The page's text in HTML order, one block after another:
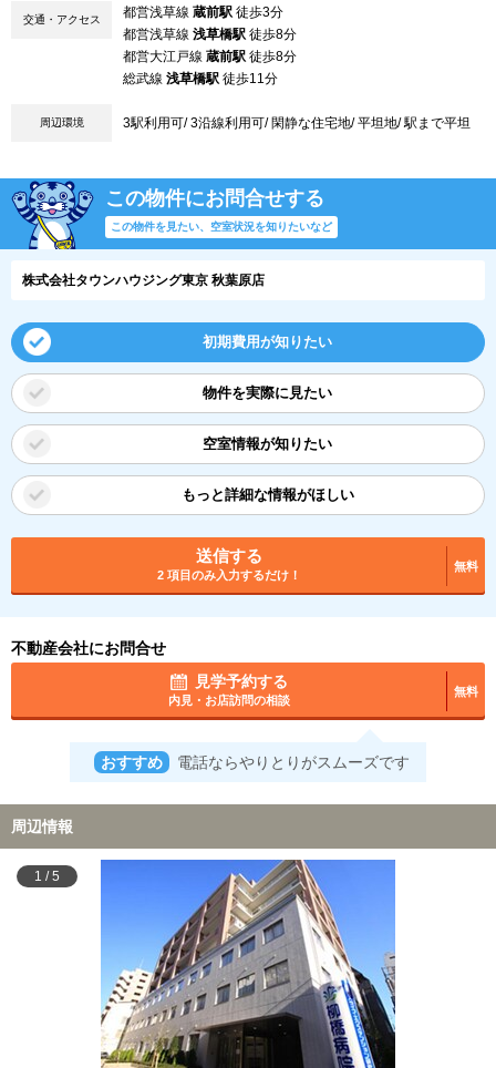
交通・アクセス 都営浅草線 蔵前駅 徒歩3分
都営浅草線 浅草橋駅 徒歩8分
都営大江戸線 蔵前駅 徒歩8分
総武線 浅草橋駅 徒歩11分
周辺環境 3駅利用可/ 3沿線利用可/ 閑静な住宅地/ 平坦地/ 駅まで平坦
この物件にお問合せする
この物件を見たい、空室状況を知りたいなど
株式会社タウンハウジング東京 秋葉原店
初期費用が知りたい
物件を実際に見たい
空室情報が知りたい
もっと詳細な情報がほしい
送信する
2 項目のみ入力するだけ！
無料
不動産会社にお問合せ
見学予約する
内見・お店訪問の相談
無料
おすすめ 電話ならやりとりがスムーズです
周辺情報
1 /5